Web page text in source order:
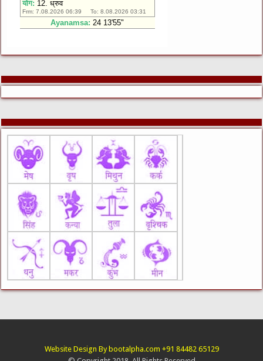
Website Design By bootalpha.com +91 84482 65129